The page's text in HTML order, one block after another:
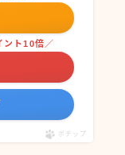
ント10倍／
ポチップ